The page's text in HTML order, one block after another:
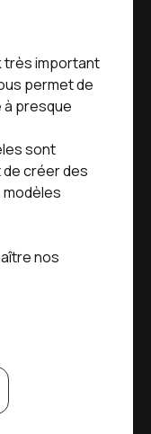
très important
permet de
presque
sont
de créer des
modèles
nos